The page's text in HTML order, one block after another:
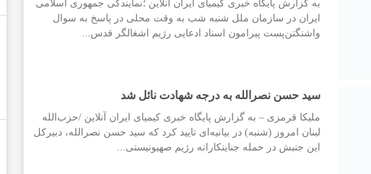
به گزارش پایگاه خبری کیمیای ایران آنلاین ؛نمایندگی جمهوری اسلامی
ایران در سازمان ملل شنبه شب به وقت محلی در پاسخ به سوال
واشنگتن‌پست پیرامون اسناد ادعایی رژیم اشغالگر قدس...
سید حسن نصرالله به درجه شهادت نائل شد
ملیکا قرمزی – به گزارش پایگاه خبری کیمیای ایران آنلاین /حزب‌الله
لبنان امروز (شنبه) در بیانیه‌ای تایید کرد که سید حسن نصرالله، دبیرکل
این جنبش در حمله جنایتکارانه رژیم صهیونیستی...